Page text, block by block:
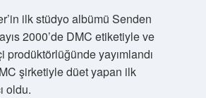
ilk stüdyo albümü Senden
2000’de DMC etiketiyle ve
prodüktörlüğünde yayımlandı
şirketiyle düet yapan ilk
oldu.